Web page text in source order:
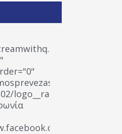
wp-
logo__radiofonias.jpg"